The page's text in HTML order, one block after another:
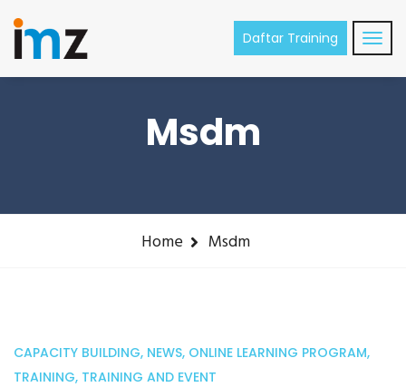
Daftar Training
Msdm
Home Msdm
CAPACITY BUILDING, NEWS, ONLINE LEARNING PROGRAM,
TRAINING, TRAINING AND EVENT